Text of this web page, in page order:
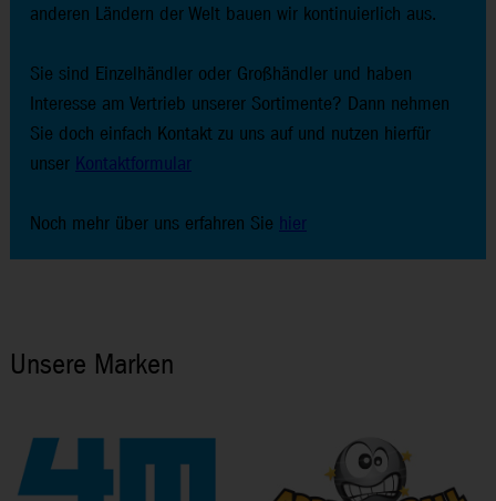
anderen Ländern der Welt bauen wir kontinuierlich aus.
Sie sind Einzelhändler oder Großhändler und haben
Interesse am Vertrieb unserer Sortimente? Dann nehmen
Sie doch einfach Kontakt zu uns auf und nutzen hierfür
unser Kontaktformular
Noch mehr über uns erfahren Sie hier
Unsere Marken